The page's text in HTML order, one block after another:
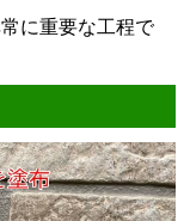
に重要な工程で